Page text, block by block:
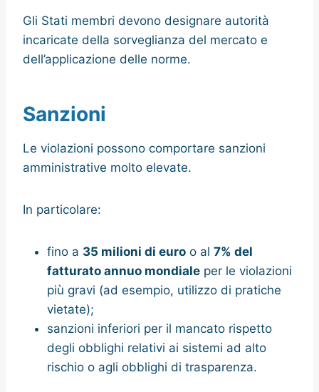
Gli Stati membri devono designare autorità
incaricate della sorveglianza del mercato e
dell’applicazione delle norme.
Sanzioni
Le violazioni possono comportare sanzioni
amministrative molto elevate.
In particolare:
fino a 35 milioni di euro o al 7% del
fatturato annuo mondiale per le violazioni
più gravi (ad esempio, utilizzo di pratiche
vietate);
sanzioni inferiori per il mancato rispetto
degli obblighi relativi ai sistemi ad alto
rischio o agli obblighi di trasparenza.